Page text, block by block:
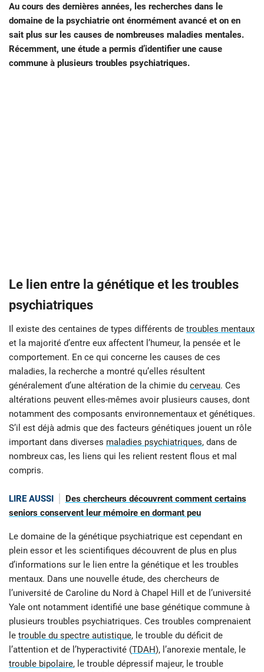
Au cours des dernières années, les recherches dans le
domaine de la psychiatrie ont énormément avancé et on en
sait plus sur les causes de nombreuses maladies mentales.
Récemment, une étude a permis d’identifier une cause
commune à plusieurs troubles psychiatriques.
Le lien entre la génétique et les troubles
psychiatriques
Il existe des centaines de types différents de troubles mentaux
et la majorité d’entre eux affectent l’humeur, la pensée et le
comportement. En ce qui concerne les causes de ces
maladies, la recherche a montré qu’elles résultent
généralement d’une altération de la chimie du cerveau. Ces
altérations peuvent elles-mêmes avoir plusieurs causes, dont
notamment des composants environnementaux et génétiques.
S’il est déjà admis que des facteurs génétiques jouent un rôle
important dans diverses maladies psychiatriques, dans de
nombreux cas, les liens qui les relient restent flous et mal
compris.
LIRE AUSSI
Des chercheurs découvrent comment certains
seniors conservent leur mémoire en dormant peu
Le domaine de la génétique psychiatrique est cependant en
plein essor et les scientifiques découvrent de plus en plus
d’informations sur le lien entre la génétique et les troubles
mentaux. Dans une nouvelle étude, des chercheurs de
l’université de Caroline du Nord à Chapel Hill et de l’université
Yale ont notamment identifié une base génétique commune à
plusieurs troubles psychiatriques. Ces troubles comprenaient
le trouble du spectre autistique, le trouble du déficit de
l’attention et de l’hyperactivité (TDAH), l’anorexie mentale, le
trouble bipolaire, le trouble dépressif majeur, le trouble